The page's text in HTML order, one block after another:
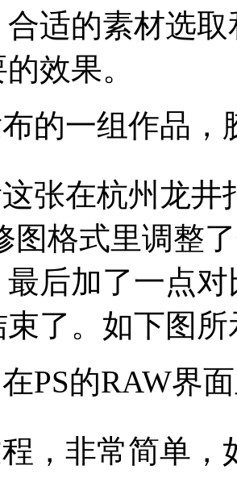
合适的素材选
效果。
的一组作品
张在杭州龙井
图格式里调整
后加了一点
了。如下图所
PS的RAW界
，非常简单，